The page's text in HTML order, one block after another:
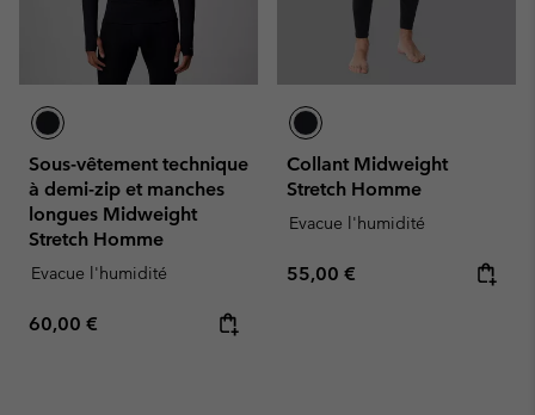
Sous-vêtement technique
à demi-zip et manches
longues Midweight
Stretch Homme
Evacue l'humidité
Regular price:
60,00 €
Collant Midweight
Stretch Homme
Evacue l'humidité
Regular price:
55,00 €